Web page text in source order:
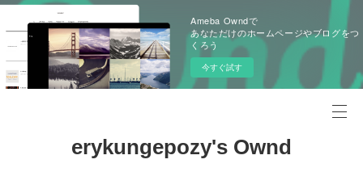
Ameba Owndで
あなただけのホームページやブログをつ
くろう
今すぐ試す
erykungepozy's Ownd